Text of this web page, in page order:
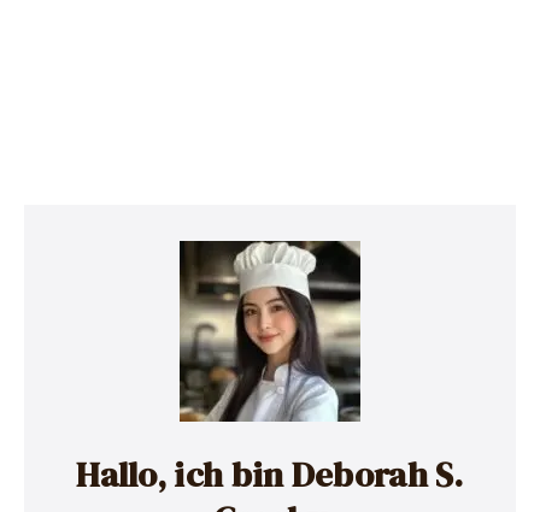
Hallo, ich bin Deborah S.